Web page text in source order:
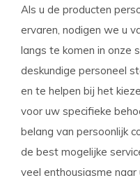
Als u de producten
ervaren, nodigen we u
langs te komen in onze
deskundige personeel
en te helpen bij het
voor uw specifieke
belang van persoonlijk
de best mogelijke
veel enthousiasme